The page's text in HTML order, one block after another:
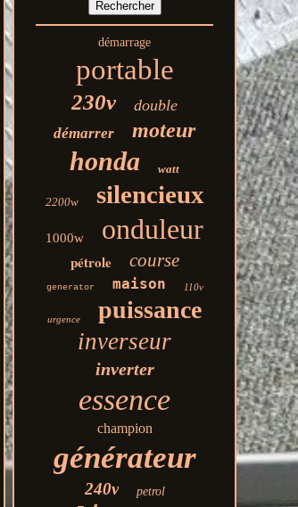
démarrage
portable
230v double
démarrer moteur
honda watt
2200w silencieux
1000w onduleur
pétrole course
generator maison 110v
urgence puissance
inverseur
inverter
essence
champion
générateur
240v petrol